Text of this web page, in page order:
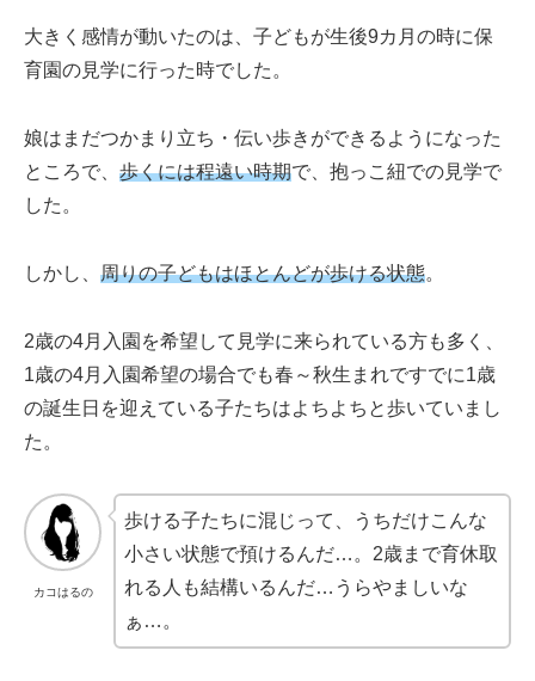
大きく感情が動いたのは、子どもが生後9カ月の時に保
育園の見学に行った時でした。
娘はまだつかまり立ち・伝い歩きができるようになった
ところで、 歩くには程遠い時期で、抱っこ紐での見学で
した。
しかし、 周りの子どもはほとんどが歩ける状態。
2歳の4月入園を希望して見学に来られている方も多く、
1歳の4月入園希望の場合でも春～秋生まれですでに1歳
の誕生日を迎えている子たちはよちよちと歩いていまし
た。
カコはるの
歩ける子たちに混じって、うちだけこんな
小さい状態で預けるんだ…。2歳まで育休取
れる人も結構いるんだ…うらやましいな
ぁ…。